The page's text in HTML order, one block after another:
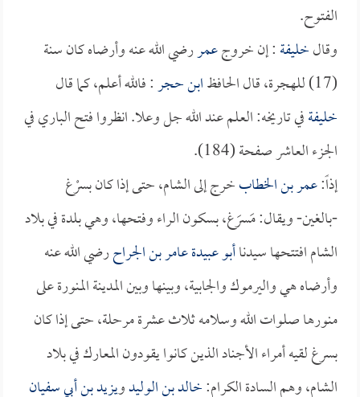
الفتوح.
وقالخليفة: إن خروجعمررضي الله عنه وأرضاه كان سنة
(17) للهجرة، قال الحافظ
ابن حجر: فالله أعلم، كما قال
خليفةفي تاريخه: العلم عند الله جل وعلا. انظروا فتح الباري في
الجزء العاشر صفحة (184).
إذاً:عمر بن الخطابخرج إلى الشام، حتى إذا كان بسرْغ
-بالغين- ويقال: مَسرَغ، بسكون الراء وفتحها، وهي بلدة في بلاد
الشام افتتحها سيدناأبو عبيدة عامر بن الجراحرضي الله عنه
وأرضاه هي واليرموك والجابية، وبينها وبين المدينة المنورة على
منورها صلوات الله وسلامه ثلاث عشرة مرحلة، حتى إذا كان
بسرغ لقيه أمراء الأجناد الذين كانوا يقودون المعارك في بلاد
الشام، وهم السادة الكرام:خالد بن الوليدويزيد بن أبي سفيان